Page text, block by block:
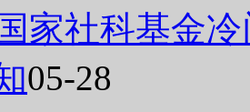
家社科基金
05-28